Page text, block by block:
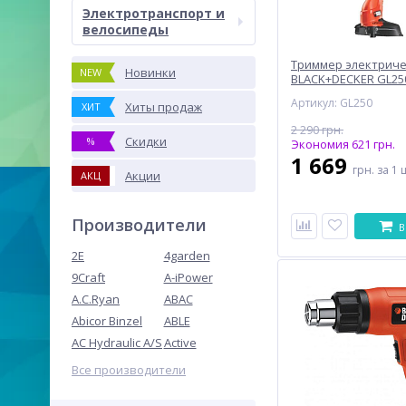
Электротранспорт и
велосипеды
NEW Новинки
ХИТ Хиты продаж
% Скидки
АКЦ Акции
Производители
2E
4garden
9Craft
A-iPower
A.C.Ryan
ABAC
Abicor Binzel
ABLE
AC Hydraulic A/SActive
Все производители
Триммер
BLACK+DECKER
Артикул: GL250
2 290 грн.
Экономия 621 грн.
1 669 грн. за 1